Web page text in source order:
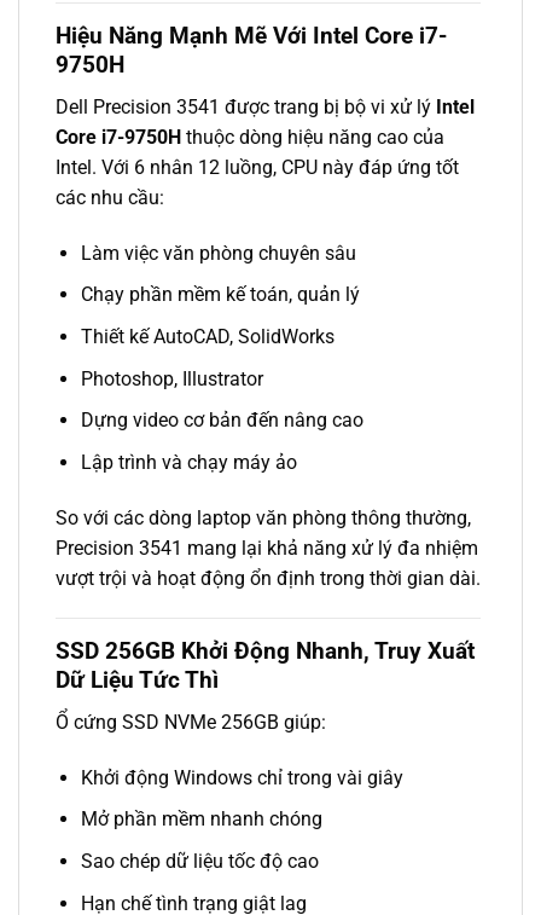
Hiệu Năng Mạnh Mẽ Với Intel Core i7-
9750H
Dell Precision 3541 được trang bị bộ vi xử lý Intel
Core i7-9750H thuộc dòng hiệu năng cao của
Intel. Với 6 nhân 12 luồng, CPU này đáp ứng tốt
các nhu cầu:
Làm việc văn phòng chuyên sâu
Chạy phần mềm kế toán, quản lý
Thiết kế AutoCAD, SolidWorks
Photoshop, Illustrator
Dựng video cơ bản đến nâng cao
Lập trình và chạy máy ảo
So với các dòng laptop văn phòng thông thường,
Precision 3541 mang lại khả năng xử lý đa nhiệm
vượt trội và hoạt động ổn định trong thời gian dài.
SSD 256GB Khởi Động Nhanh, Truy Xuất
Dữ Liệu Tức Thì
Ổ cứng SSD NVMe 256GB giúp:
Khởi động Windows chỉ trong vài giây
Mở phần mềm nhanh chóng
Sao chép dữ liệu tốc độ cao
Hạn chế tình trạng giật lag